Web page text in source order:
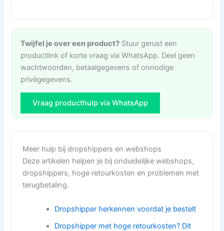
Twijfel je over een product? Stuur gerust een
productlink of korte vraag via WhatsApp. Deel geen
wachtwoorden, betaalgegevens of onnodige
privégegevens.
Vraag producthulp via WhatsApp
Meer hulp bij dropshippers en webshops
Deze artikelen helpen je bij onduidelijke webshops,
dropshippers, hoge retourkosten en problemen met
terugbetaling.
Dropshipper herkennen voordat je bestelt
Dropshipper met hoge retourkosten? Dit